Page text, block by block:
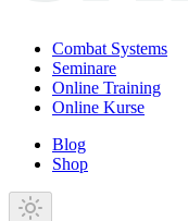
Combat Systems
Seminare
Online Training
Online Kurse
Blog
Shop